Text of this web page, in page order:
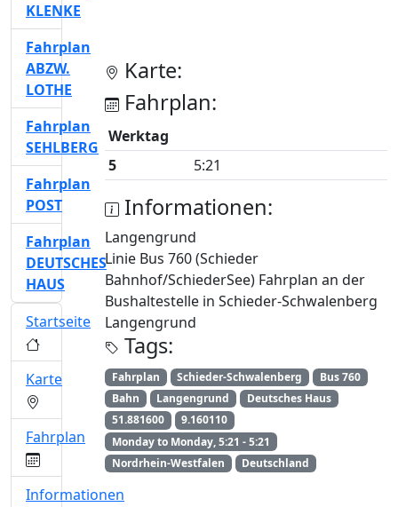
Karte:
Fahrplan:
Werktag
5
5:21
Informationen:
Langengrund
Linie Bus 760 (Schieder
Bahnhof/SchiederSee) Fahrplan an der
Bushaltestelle in Schieder-Schwalenberg
Langengrund
Tags:
Fahrplan Schieder-Schwalenberg
Bus 760
Bahn
Langengrund
Deutsches Haus
51.881600
9.160110
Monday to Monday, 5:21 - 5:21
Nordrhein-Westfalen
Deutschland
KLENKE
Fahrplan
ABZW.
LOTHE
Fahrplan
SEHLBERG
Fahrplan
POST
Fahrplan
DEUTSCHES
HAUS
Startseite
Karte
Fahrplan
Informationen